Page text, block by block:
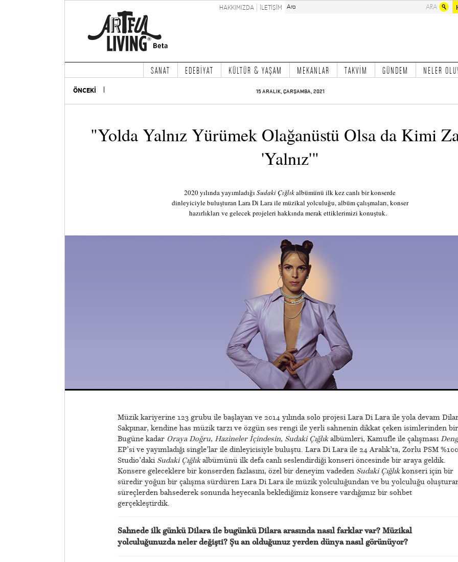
HAKKIMIZDA İLETİŞİM
SANAT EDEBİYAT KÜLTÜR & YAŞAM MEKANLAR TAKVİM GÜNDEM NELER
ÖNCEKİ 15 ARALIK, ÇARŞAMBA, 2021
"Yolda Yalnız Yürümek Olağanüstü Olsa da Kimi
'Yalnız'"
2020 yılında yayımladığı Sudaki Çığlıkalbümünü ilk kez canlı bir konserde
dinleyiciyle buluşturan Lara Di Lara ile müzikal yolculuğu, albüm çalışmaları, konser
hazırlıkları ve gelecek projeleri hakkında merak ettiklerimizi konuştuk.
Müzik kariyerine 123 grubu ile başlayan ve 2014 yılında solo projesi Lara Di Lara ile yola devam
Sakpınar, kendine has müzik tarzı ve özgün ses rengi ile yerli sahnenin dikkat çeken isimlerinden
Bugüne kadar Oraya Doğru, Hazineler İçindesin, Sudaki Çığlıkalbümleri, Kamufle ile çalışması
EP’si ve yayımladığı single’lar ile dinleyicisiyle buluştu. Lara Di Lara ile 24 Aralık’ta, Zorlu PSM %100
Studio’dakiSudaki Çığlıkalbümünü ilk defa canlı seslendirdiği konseri öncesinde bir araya geldik.
Konsere geleceklere bir konserden fazlasını, özel bir deneyim vadeden Sudaki Çığlıkkonseri için bir
süredir yoğun bir çalışma sürdüren Lara Di Lara ile müzik yolculuğundan ve bu yolculuğu
süreçlerden bahsederek sonunda heyecanla beklediğimiz konsere vardığımız bir sohbet
gerçekleştirdik.
Sahnede ilk günkü Dilara ile bugünkü Dilara arasında nasıl farklar var? Müzikal
yolculuğunuzda neler değişti? Şu an olduğunuz yerden dünya nasıl görünüyor?